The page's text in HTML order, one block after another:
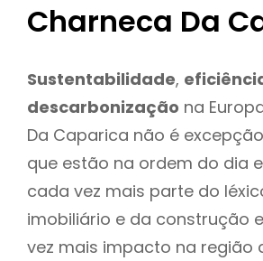
Charneca Da
Sustentabilidade,
descarbonização na
Da Caparica não é
que estão na ordem do dia
cada vez mais parte do
imobiliário e da construção
vez mais impacto na região